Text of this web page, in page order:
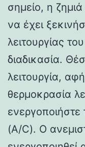
σημείο, η
να έχει
λειτουργίας
διαδικασία.
λειτουργία,
θερμοκρασία
ενεργοποιήστε
(A/C). Ο